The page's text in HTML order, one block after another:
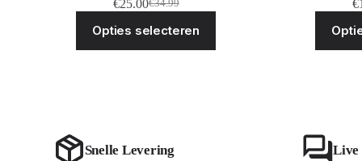
€34.99
Oorspronkelijke
prijs
was:
€34.99.
€25.00Huidige
prijs
is:
€25.00.
Opties selecteren
€
Snelle Levering Live